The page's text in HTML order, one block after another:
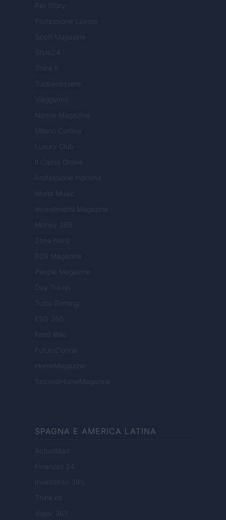
Pet Story
Professione Lavoro
Sport Magazine
Style24
Think.it
Tuobenessere
Viaggiamo
Nonne Magazine
Milano Cortina
Luxury Club
Il Calcio Online
Professione mamma
World Music
Investimenti Magazine
Money 365
Zona Nerd
B2B Magazine
People Magazine
Day Travel
Tutto Gaming
ESG 365
Food Wiki
FuturoDonna
HomeMagazine
SecondHomeMagazine
SPAGNA E AMERICA LATINA
Actualidad
Finanzas 24
Investindo 365
Think.es
Viajar 365